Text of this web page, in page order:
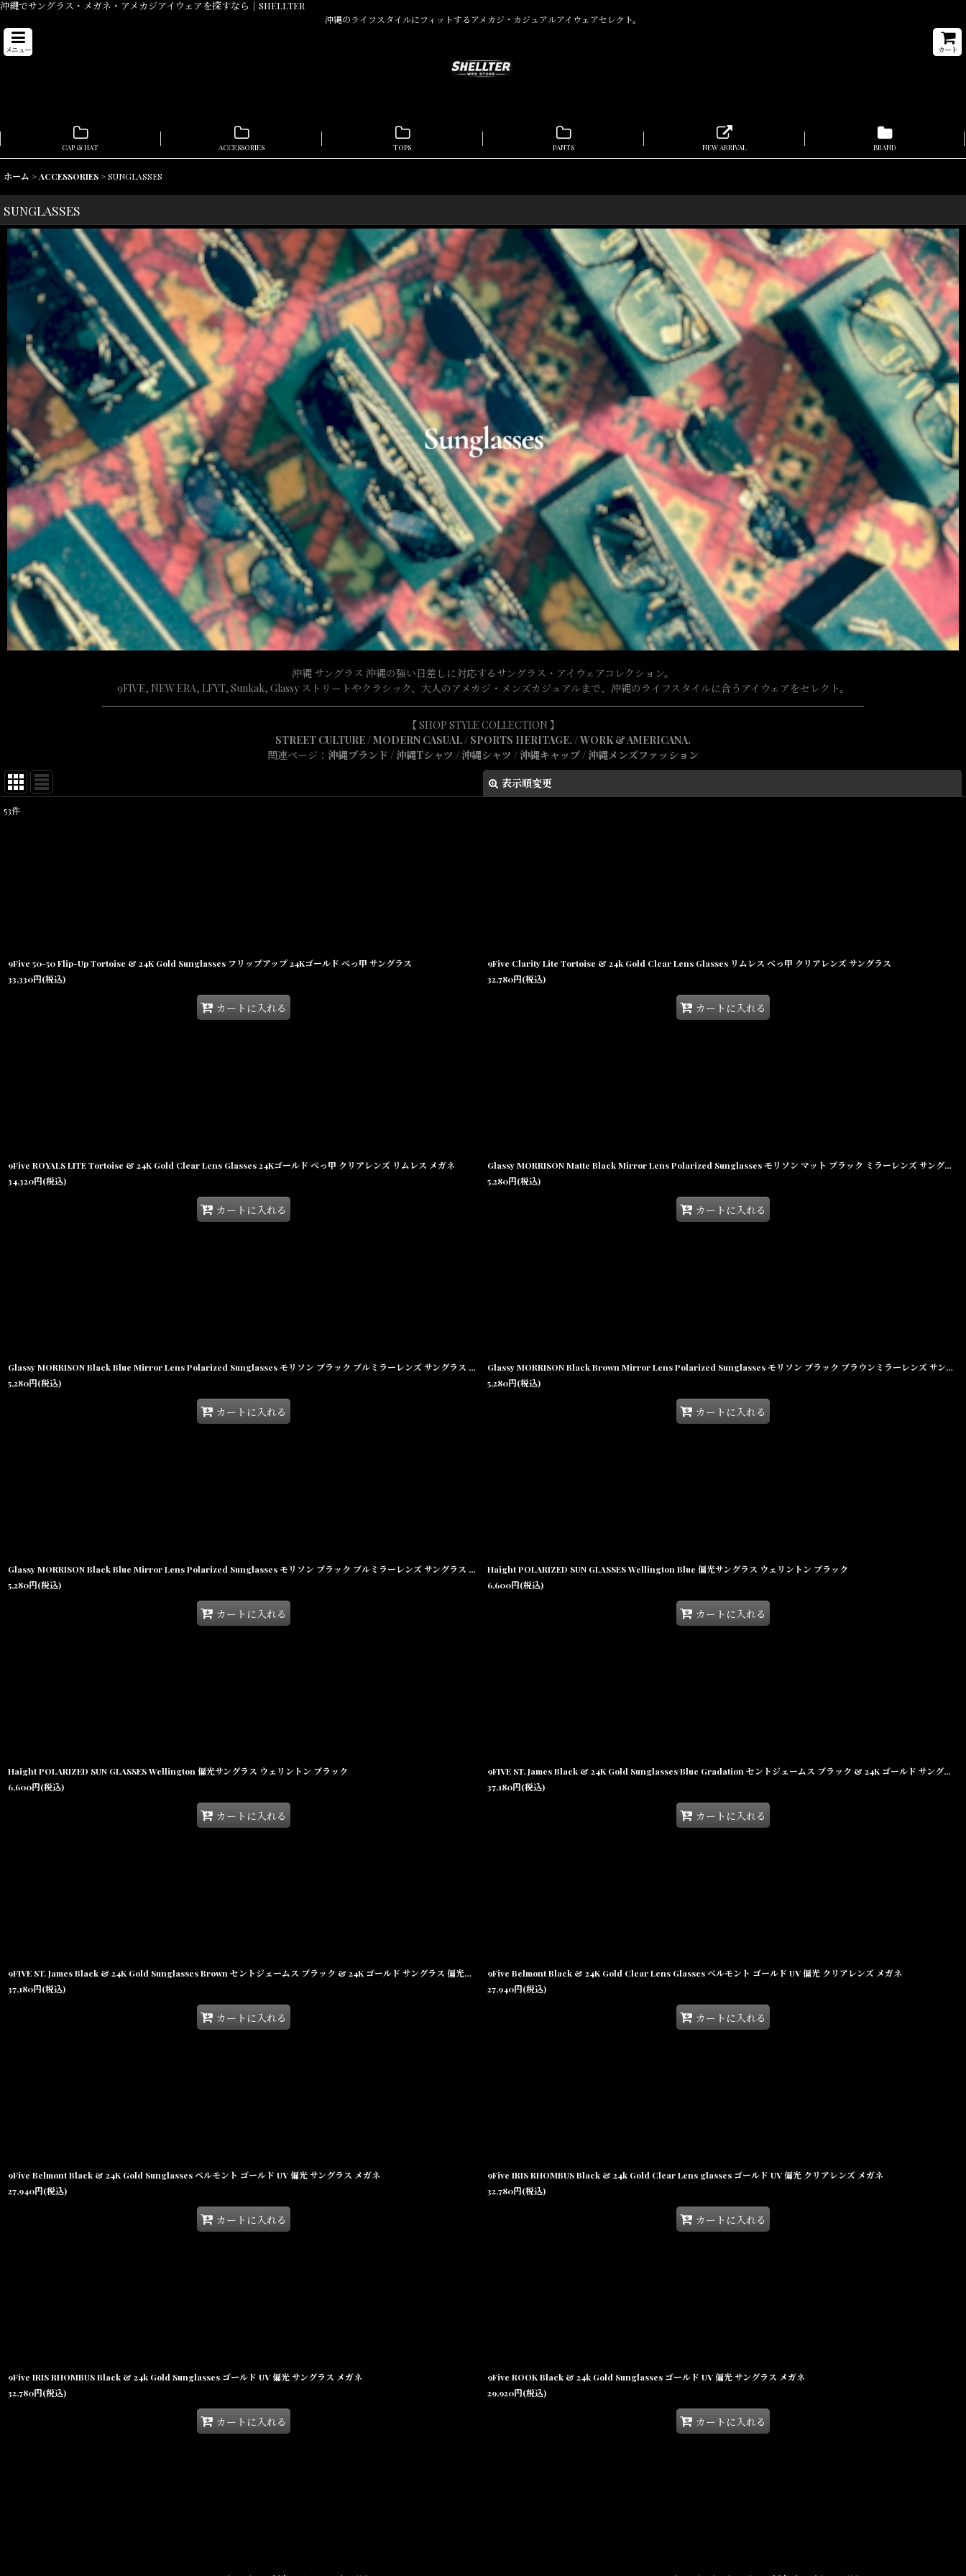
沖縄でサングラス・メガネ・アメカジアイウェアを探すなら｜SHELLTER
沖縄のライフスタイルにフィットするアメカジ・カジュアルアイウェアセレクト。
メニュー カート
CAP & HAT ACCESSORIES TOPS PANTS NEW ARRIVAL BRAND
ホーム >ACCESSORIES >SUNGLASSES
SUNGLASSES
沖縄 サングラス 沖縄の強い日差しに対応するサングラス・アイウェアコレクション。
9FIVE, NEW ERA, LFYT, Sunkak, Glassy ストリートやクラシック、大人のアメカジ・メンズカジュアルまで、沖縄のライフスタイルに合うアイウェアをセレクト。
【 SHOP STYLE COLLECTION 】
STREET CULTURE/MODERN CASUAL/ SPORTS HERITAGE. /WORK & AMERICANA.
関連ページ： 沖縄ブランド / 沖縄Tシャツ / 沖縄シャツ / 沖縄キャップ/ 沖縄メンズファッション
表示順変更
53件
9Five 50-50 Flip-Up Tortoise & 24K Gold Sunglasses フリップアップ 24Kゴールド べっ甲 サングラス
33,330円(税込)
カートに入れる
9Five Clarity Lite Tortoise & 24k Gold Clear Lens Glasses リムレス べっ甲 クリアレンズ サングラス
32,780円(税込)
カートに入れる
9Five ROYALS LITE Tortoise & 24K Gold Clear Lens Glasses 24Kゴールド べっ甲 クリアレンズ リムレス メガネ
34,320円(税込)
カートに入れる
Glassy MORRISON Matte Black Mirror Lens Polarized Sunglasses モリソン マット ブラック ミラーレンズ サングラス 偏光レンズ【沖縄 偏光サングラス メンズ 通販】
5,280円(税込)
カートに入れる
Glassy MORRISON Black Blue Mirror Lens Polarized Sunglasses モリソン ブラック ブルミラーレンズ サングラス 偏光レンズ【沖縄 偏光サングラス メンズ 通販】
5,280円(税込)
カートに入れる
Glassy MORRISON Black Brown Mirror Lens Polarized Sunglasses モリソン ブラック ブラウンミラーレンズ サングラス 偏光レンズ【沖縄 偏光サングラス 通販】
5,280円(税込)
カートに入れる
Glassy MORRISON Black Blue Mirror Lens Polarized Sunglasses モリソン ブラック ブルミラーレンズ サングラス 偏光レンズ【沖縄 偏光サングラス メンズ 通販】
5,280円(税込)
カートに入れる
Haight POLARIZED SUN GLASSES Wellington Blue 偏光サングラス ウェリントン ブラック
6,600円(税込)
カートに入れる
Haight POLARIZED SUN GLASSES Wellington 偏光サングラス ウェリントン ブラック
6,600円(税込)
カートに入れる
9FIVE ST. James Black & 24K Gold Sunglasses Blue Gradation セントジェームス ブラック & 24K ゴールド サングラス 偏光レンズ
37,180円(税込)
カートに入れる
9FIVE ST. James Black & 24K Gold Sunglasses Brown セントジェームス ブラック & 24K ゴールド サングラス 偏光レンズ
37,180円(税込)
カートに入れる
9Five Belmont Black & 24K Gold Clear Lens Glasses ベルモント ゴールド UV 偏光 クリアレンズ メガネ
27,940円(税込)
カートに入れる
9Five Belmont Black & 24K Gold Sunglasses ベルモント ゴールド UV 偏光 サングラス メガネ
27,940円(税込)
カートに入れる
9Five IRIS RHOMBUS Black & 24k Gold Clear Lens glasses ゴールド UV 偏光 クリアレンズ メガネ
32,780円(税込)
カートに入れる
9Five IRIS RHOMBUS Black & 24k Gold Sunglasses ゴールド UV 偏光 サングラス メガネ
32,780円(税込)
カートに入れる
9Five ROOK Black & 24k Gold Sunglasses ゴールド UV 偏光 サングラス メガネ
29,920円(税込)
カートに入れる